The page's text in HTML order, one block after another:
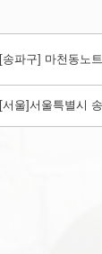
[송파구] 마천동노
[서울]서울특별시